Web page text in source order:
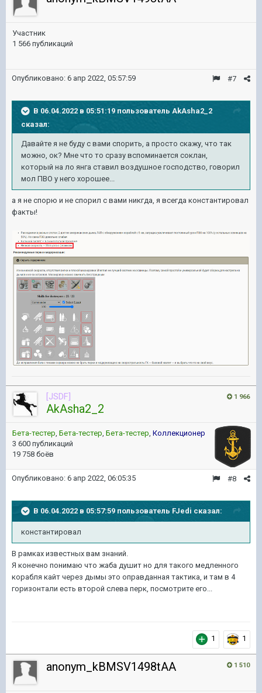
Участник
1 566 публикаций
#7
Опубликовано: 6 апр 2022, 05:57:59
В 06.04.2022 в 05:51:19 пользователь AkAsha2_2
сказал:
Давайте я не буду с вами спорить, а просто скажу, что так
можно, ок? Мне что то сразу вспоминается соклан,
который на ло янга ставил воздушное господство, говорил
мол ПВО у него хорошее...
а я не спорю и не спорил с вами никгда, я всегда константировал
факты!
1 966
[JSDF]
AkAsha2_2
Бета-тестер, Бета-тестер, Бета-тестер, Коллекционер
3 600 публикаций
19 758 боёв
#8
Опубликовано: 6 апр 2022, 06:05:35
В 06.04.2022 в 05:57:59 пользователь FJedi сказал:
константировал
В рамках известных вам знаний.
Я конечно понимаю что жаба душит но для такого медленного
корабля кайт через дымы это оправданная тактика, и там в 4
горизонтали есть второй слева перк, посмотрите его...
1 1
1 510
anonym_kBMSV1498tAA